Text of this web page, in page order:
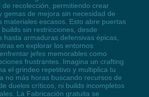
de recolección, permitiendo crear
gemas de mejora sin necesidad de
materiales escasos. Esto abre puertas
sin restricciones, desde
hasta armaduras defensivas épicas,
en explorar los entornos
jefes memorables como
frustrantes. Imagina un crafting
el grindeo repetitivo y multiplica tu
no más horas buscando recursos de
duelos críticos, ni builds incompletos
La Fabricación gratuita se